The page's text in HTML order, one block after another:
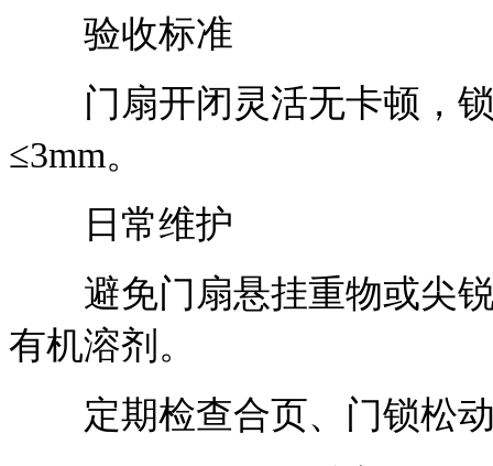
验收标准
门扇开闭灵活无卡顿，锁
≤3mm。
日常维护
避免门扇悬挂重物或尖锐
有机溶剂。
定期检查合页、门锁松动